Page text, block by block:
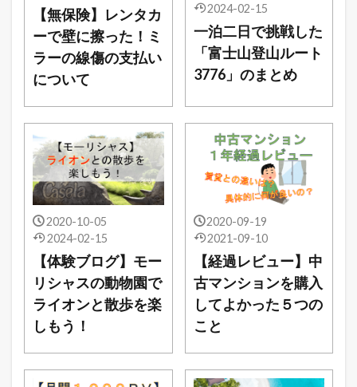
【無保険】レンタカ
ーで壁に擦った！ミ
ラーの線傷の支払い
について
2024-02-15
一泊二日で挑戦した
「富士山登山ルート
3776」のまとめ
2020-10-05
2024-02-15
【体験ブログ】モー
リシャスの動物園で
ライオンと散歩を楽
しもう！
2020-09-19
2021-09-10
【経過レビュー】中
古マンションを購入
してよかった５つの
こと